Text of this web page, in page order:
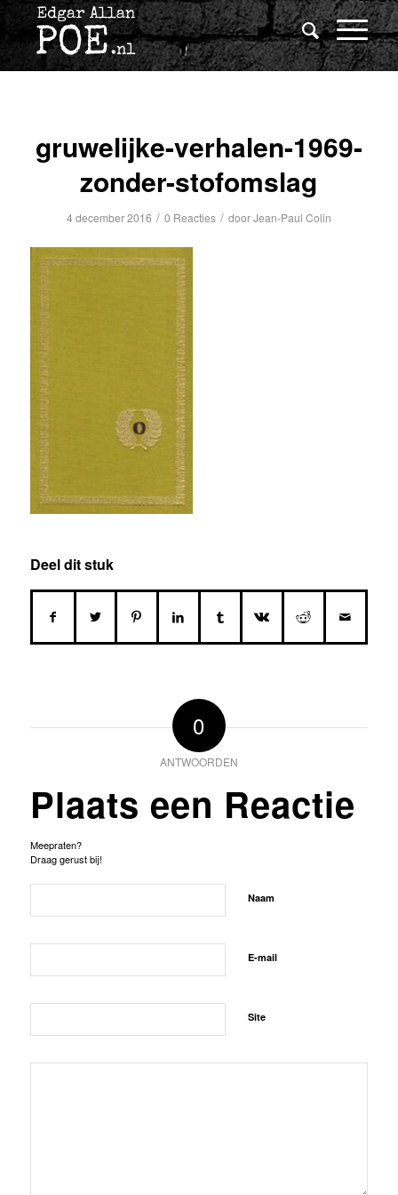
gruwelijke-verhalen-1969-
zonder-stofomslag
4 december 2016 / 0 Reacties / doorJean-Paul Colin
Deel dit stuk
0
ANTWOORDEN
Plaats een Reactie
Meepraten?
Draag gerust bij!
Naam
E-mail
Site